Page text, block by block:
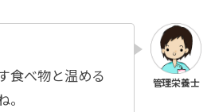
食べ物と温める